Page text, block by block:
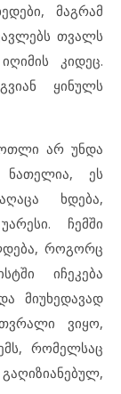
მაგრამ
თვალს
კიდეც.
ყინულს
არ უნდა
ნათელია, ეს
ხდება,
ჩემში
როგორც
იჩეკება
მიუხედავად
ვიყო,
რომელსაც